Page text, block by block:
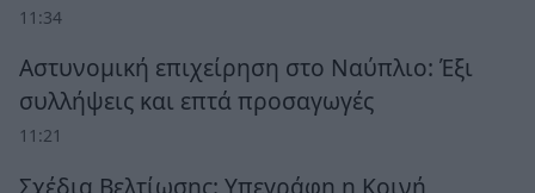
11:34
Αστυνομική επιχείρηση στο Ναύπλιο: Έξι
συλλήψεις και επτά προσαγωγές
11:21
Σχέδια Βελτίωσης: Υπεγράφη η Κοινή